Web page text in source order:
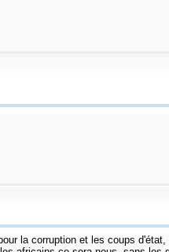
la corruption et les coups